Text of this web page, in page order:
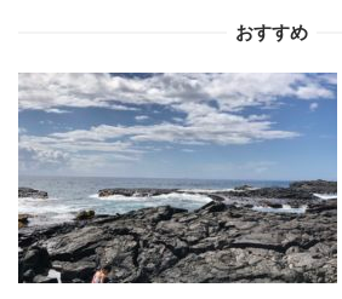
おすすめ